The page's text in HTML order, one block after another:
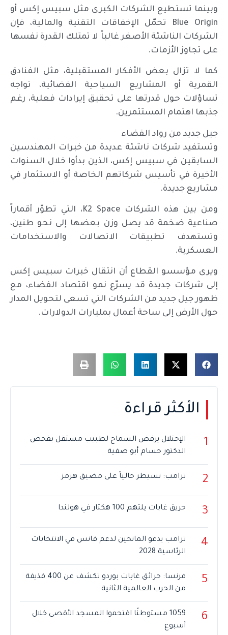
وبينما تستطيع الشركات الكبرى مثل سبيس إكس أو
Blue Origin تحمّل الإخفاقات التقنية والمالية، فإن
الشركات الناشئة الأصغر غالباً لا تمتلك القدرة نفسها
على تجاوز الأزمات.
كما لا تزال بعض الأفكار المستقبلية، مثل الفنادق
القمرية أو المشاريع السياحية الفضائية، تواجه
تساؤلات حول قدرتها على تحقيق إيرادات فعلية، رغم
جذبها اهتمام المستثمرين.
جيل جديد من رواد الفضاء
وتستفيد شركات ناشئة عديدة من خبرات المهندسين
السابقين في سبيس إكس، الذين بدأوا خلال السنوات
الأخيرة في تأسيس شركاتهم الخاصة أو الاستثمار في
مشاريع جديدة.
ومن بين هذه الشركات K2 Space، التي تطوّر أقماراً
صناعية ضخمة قد يصل وزن بعضها إلى نحو طنين،
وتستهدف تطبيقات الاتصالات والاستخدامات
العسكرية.
ويرى مؤسسو القطاع أن انتقال خبرات سبيس إكس
إلى شركات جديدة قد يسرّع نمو اقتصاد الفضاء، مع
ظهور جيل جديد من الشركات التي تسعى لتحويل المدار
حول الأرض إلى ساحة أعمال بمليارات الدولارات.
الأكثر قراءة
1
الإحتلال يرفض السماح لطبيب مستقل بفحص
الدكتور حسام أبو صفية
2 ترامب: نسيطر حالياً على مضيق هرمز
3 حريق غابات يلتهم 100 هكتار في هولندا
4
ترامب يدعو المانحين لدعم فانس في الانتخابات
الرئاسية 2028
5
فرنسا: حرائق غابات بوردو تكشف عن 400 قذيفة
من الحرب العالمية الثانية
6
1059 مستوطنًا اقتحموا المسجد الأقصى خلال
أسبوع